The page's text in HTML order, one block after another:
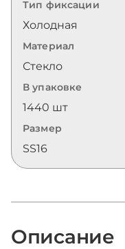
Тип фиксации
Холодная
Материал
Стекло
В упаковке
1440 шт
Размер
SS16
Описание